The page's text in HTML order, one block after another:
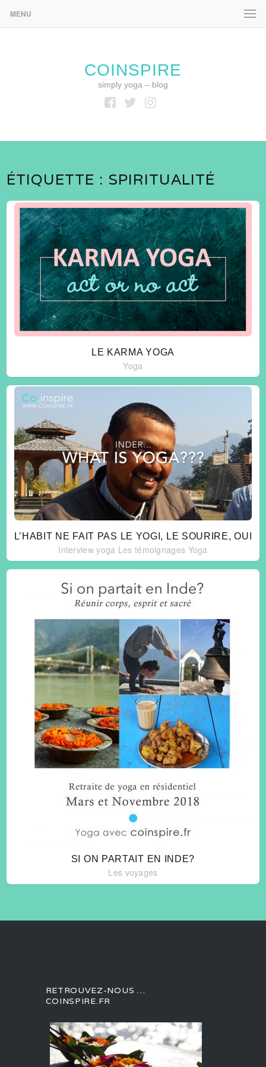
MENU
COINSPIRE
simply yoga – blog
ÉTIQUETTE : SPIRITUALITÉ
LE KARMA YOGA
Yoga
L’HABIT NE FAIT PAS LE YOGI, LE SOURIRE, OUI
Interview yoga Les témoignages Yoga
SI ON PARTAIT EN INDE?
Les voyages
RETROUVEZ-NOUS …
COINSPIRE.FR